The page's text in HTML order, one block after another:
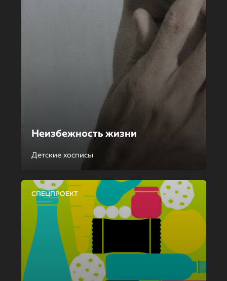
Неизбежность жизни
Детские хосписы
СПЕЦПРОЕКТ